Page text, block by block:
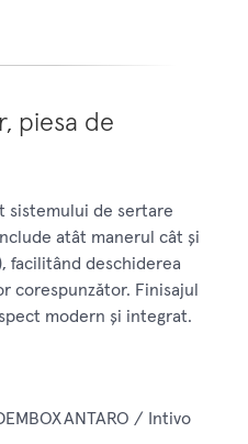
piesa de
sistemului de sertare
atât manerul cât şi
facilitând deschiderea
corespunzător. Finisajul
modern şi integrat.
ANTARO / Intivo